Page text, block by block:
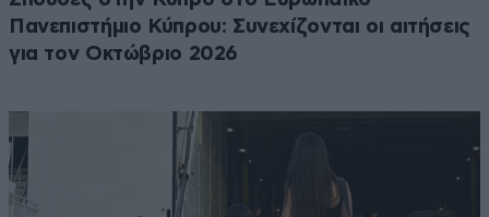
Πανεπιστήμιο Κύπρου: Συνεχίζονται οι αιτήσεις
για τον Οκτώβριο 2026